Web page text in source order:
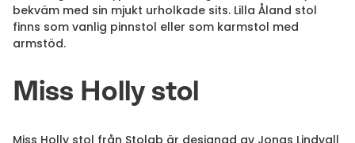
bekväm med sin mjukt urholkade sits. Lilla Åland stol
finns som vanlig pinnstol eller som karmstol med
armstöd.
Miss Holly stol